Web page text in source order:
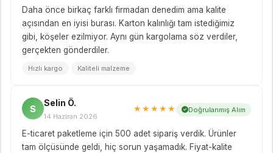
Daha önce birkaç farklı firmadan denedim ama kalite
açısından en iyisi burası. Karton kalınlığı tam istediğimiz
gibi, köşeler ezilmiyor. Aynı gün kargolama söz verdiler,
gerçekten gönderdiler.
Hızlı kargo Kaliteli malzeme
S
Selin Ö.
14 Haziran 2026
★★★★★ Doğrulanmış Alım
E-ticaret paketleme için 500 adet sipariş verdik. Ürünler
tam ölçüsünde geldi, hiç sorun yaşamadık. Fiyat-kalite